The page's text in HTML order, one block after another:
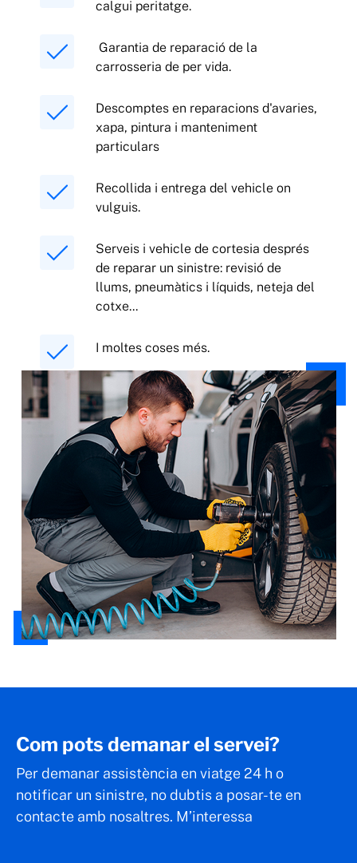
calgui peritatge.
Garantia de reparació de la
carrosseria de per vida.
Descomptes en reparacions d'avaries,
xapa, pintura i manteniment
particulars
Recollida i entrega del vehicle on
vulguis.
Serveis i vehicle de cortesia després
de reparar un sinistre: revisió de
llums, pneumàtics i líquids, neteja del
cotxe...
I moltes coses més.
Com pots demanar el servei?
Per demanar assistència en viatge 24 h o
notificar un sinistre, no dubtis a posar-te en
contacte amb nosaltres. M’interessa